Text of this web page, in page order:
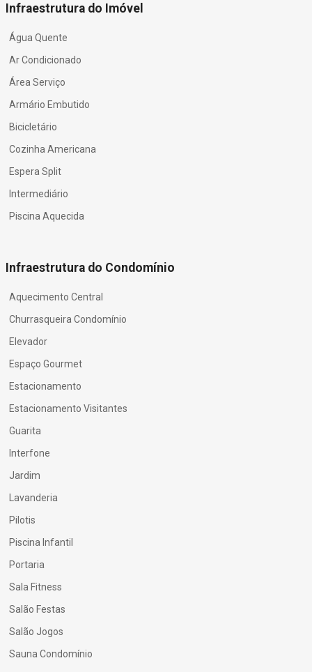
Infraestrutura do Imóvel
Água Quente
Ar Condicionado
Área Serviço
Armário Embutido
Bicicletário
Cozinha Americana
Espera Split
Intermediário
Piscina Aquecida
Infraestrutura do Condomínio
Aquecimento Central
Churrasqueira Condomínio
Elevador
Espaço Gourmet
Estacionamento
Estacionamento Visitantes
Guarita
Interfone
Jardim
Lavanderia
Pilotis
Piscina Infantil
Portaria
Sala Fitness
Salão Festas
Salão Jogos
Sauna Condomínio